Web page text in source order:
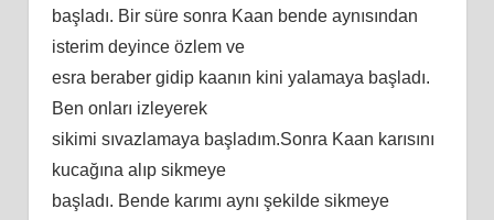
başladı. Bir süre sonra Kaan bende aynısından
isterim deyince özlem ve
esra beraber gidip kaanın kini yalamaya başladı.
Ben onları izleyerek
sikimi sıvazlamaya başladım.Sonra Kaan karısını
kucağına alıp sikmeye
başladı. Bende karımı aynı şekilde sikmeye